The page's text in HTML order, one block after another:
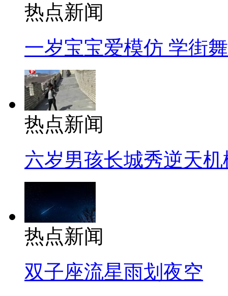
热点新闻
一岁宝宝爱模仿 学街
热点新闻
六岁男孩长城秀逆天机
热点新闻
双子座流星雨划夜空